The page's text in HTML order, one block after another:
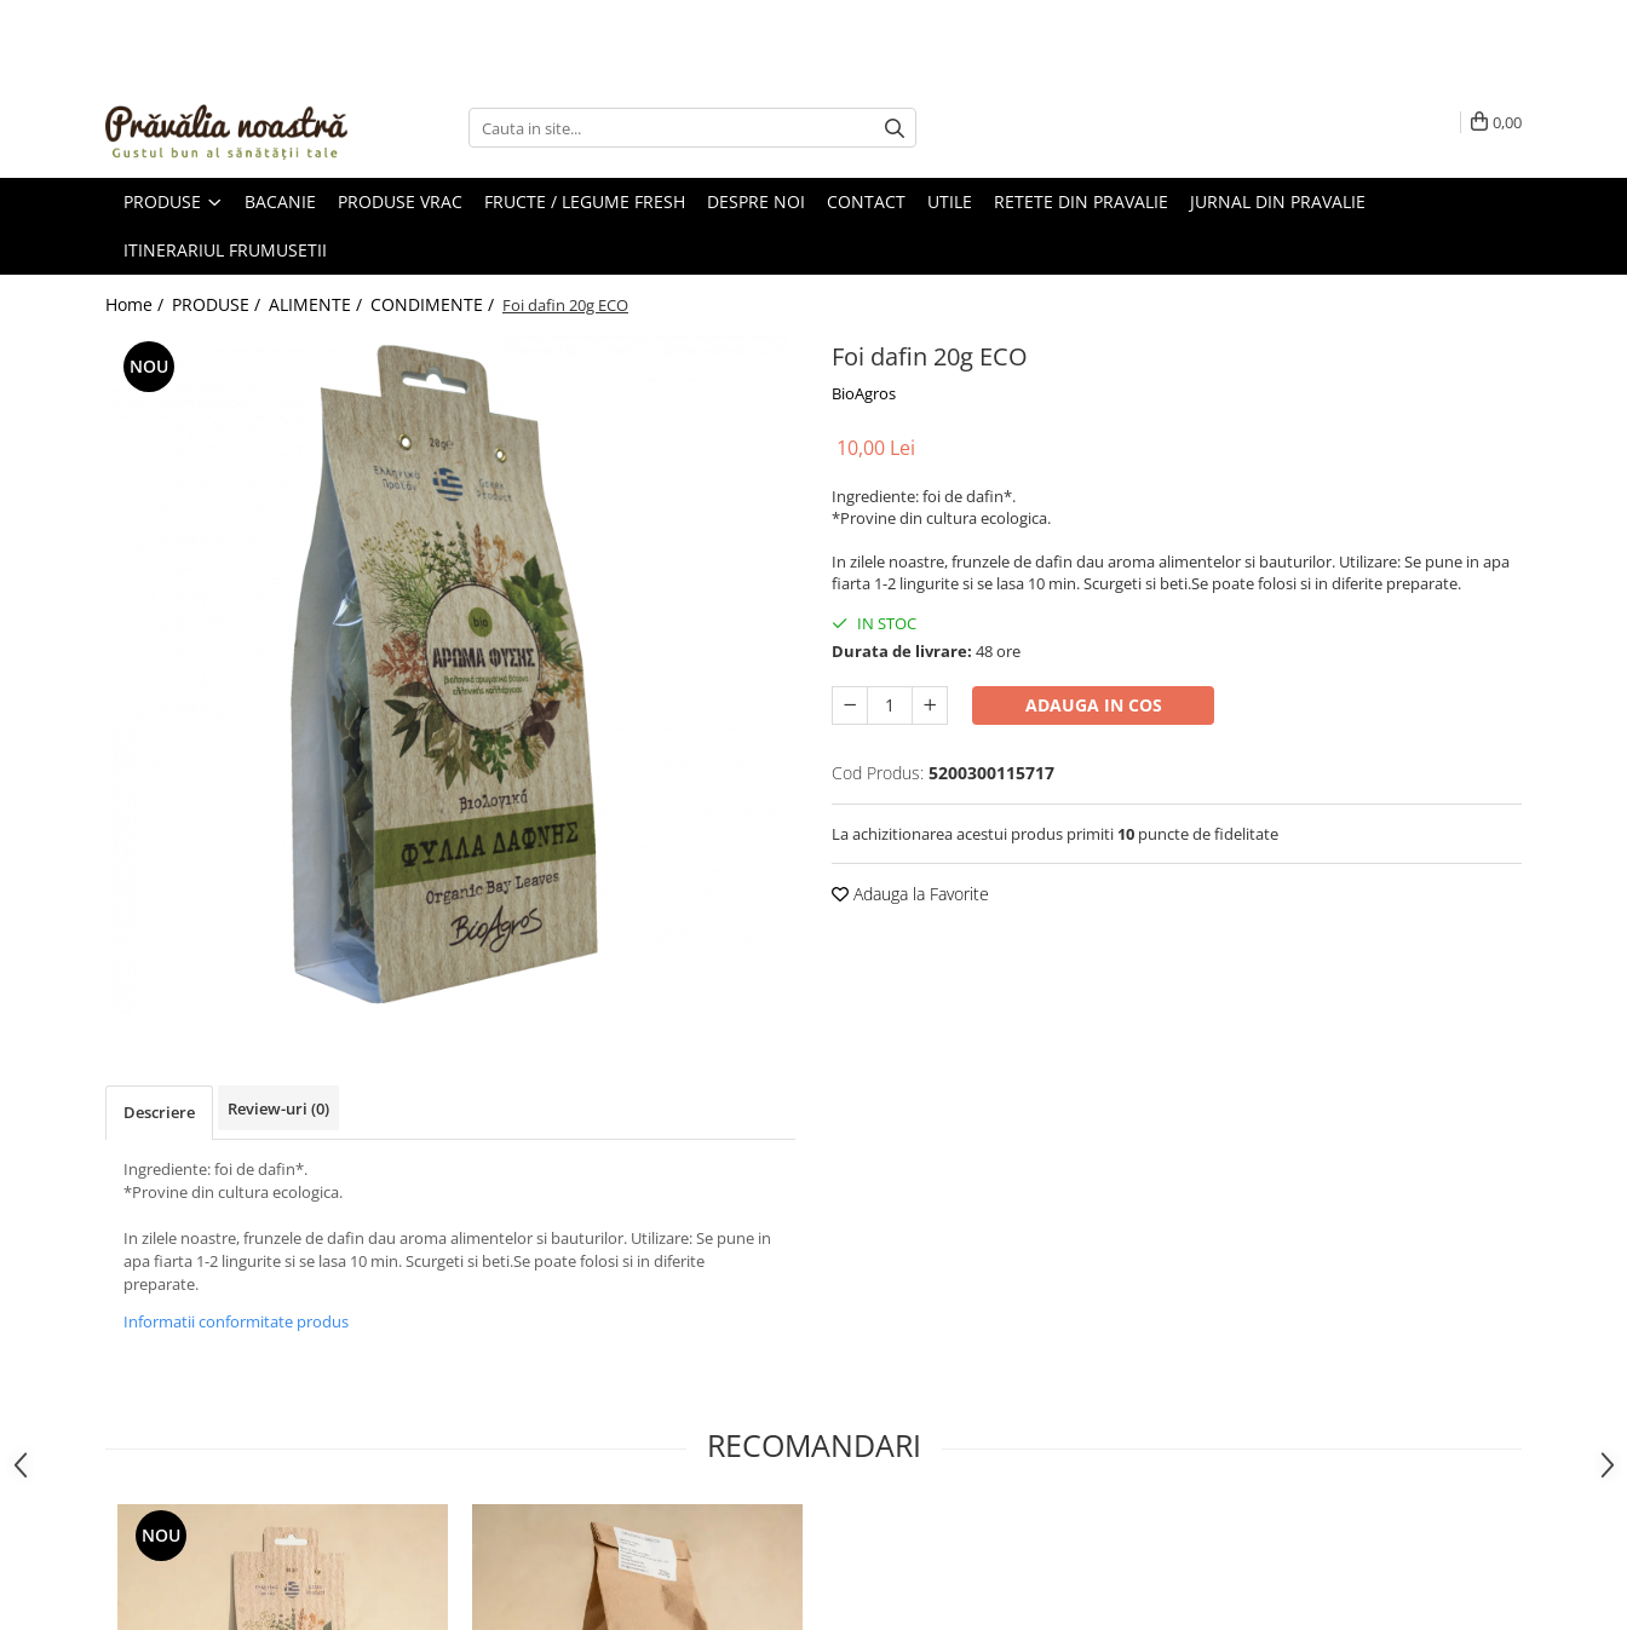
ULEIURI ȘI UNTURI
FRUCTE DESHIDRATATE
FRUCTE LA CONSERVĂ
OȚETURI ȘI SOSURI
0,00
PRODUSE BACANIE PRODUSE VRAC FRUCTE / LEGUME FRESH DESPRE NOI CONTACT UTILE RETETE DIN PRAVALIE JURNAL DIN PRAVALIE
ITINERARIUL FRUMUSETII
Home / PRODUSE / ALIMENTE / CONDIMENTE / Foi dafin 20g ECO
Foi dafin 20g ECO
BioAgros
NOU
10,00 Lei
Ingrediente: foi de dafin*.
*Provine din cultura ecologica.
In zilele noastre, frunzele de dafin dau aroma alimentelor si bauturilor. Utilizare: Se pune in apa
fiarta 1-2 lingurite si se lasa 10 min. Scurgeti si beti.Se poate folosi si in diferite preparate.
IN STOC
Durata de livrare: 48 ore
ADAUGA IN COS
Cod Produs: 5200300115717
La achizitionarea acestui produs primiti 10 puncte de fidelitate
Adauga la Favorite
Descriere Review-uri (0)
Ingrediente: foi de dafin*.
*Provine din cultura ecologica.
In zilele noastre, frunzele de dafin dau aroma alimentelor si bauturilor. Utilizare: Se pune in
apa fiarta 1-2 lingurite si se lasa 10 min. Scurgeti si beti.Se poate folosi si in diferite
preparate.
Informatii conformitate produs
RECOMANDARI
NOU